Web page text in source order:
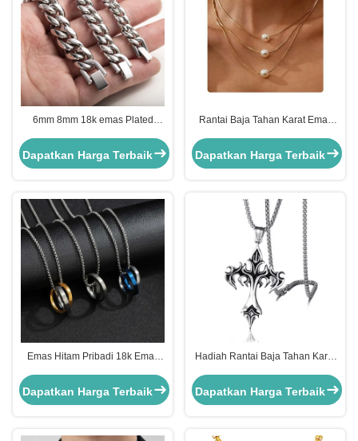
6mm 8mm 18k emas Plated
perak Kuba Link rantai
Dapatkan Harga Terbaik
Rantai Baja Tahan Karat Emas
Kalung Tiga Lapis dengan Liontin
Mutiara, 17.72 Inci
Dapatkan Harga Terbaik
Emas Hitam Pribadi 18k Emas
Dapatkan Harga Terbaik
Hadiah Rantai Baja Tahan Karat
Dapatkan Harga Terbaik